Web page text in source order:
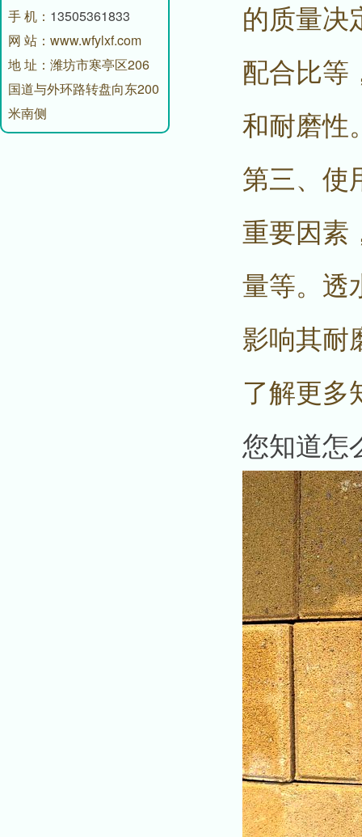
手 机： 13505361833
网 站：www.wfylxf.com
地 址：潍坊市寒亭区206
国道与外环路转盘向东200
米南侧
的质量决
配合比等
和耐磨性
第三、使
重要因素
量等。透
影响其耐
了解更多
您知道怎